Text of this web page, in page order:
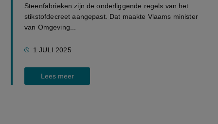
Steenfabrieken zijn de onderliggende regels van het
stikstofdecreet aangepast. Dat maakte Vlaams minister
van Omgeving...
1 JULI 2025
Lees meer